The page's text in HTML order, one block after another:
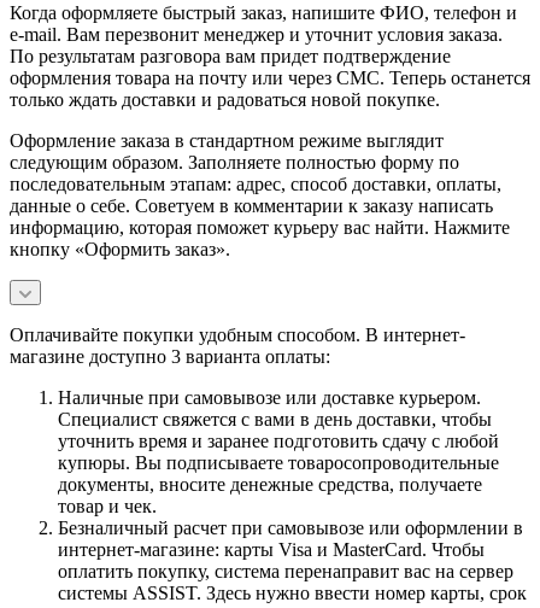
Когда оформляете быстрый заказ, напишите ФИО, телефон и
e-mail. Вам перезвонит менеджер и уточнит условия заказа.
По результатам разговора вам придет подтверждение
оформления товара на почту или через СМС. Теперь останется
только ждать доставки и радоваться новой покупке.
Оформление заказа в стандартном режиме выглядит
следующим образом. Заполняете полностью форму по
последовательным этапам: адрес, способ доставки, оплаты,
данные о себе. Советуем в комментарии к заказу написать
информацию, которая поможет курьеру вас найти. Нажмите
кнопку «Оформить заказ».
Оплачивайте покупки удобным способом. В интернет-
магазине доступно 3 варианта оплаты:
Наличные при самовывозе или доставке курьером.
Специалист свяжется с вами в день доставки, чтобы
уточнить время и заранее подготовить сдачу с любой
купюры. Вы подписываете товаросопроводительные
документы, вносите денежные средства, получаете
товар и чек.
Безналичный расчет при самовывозе или оформлении в
интернет-магазине: карты Visa и MasterCard. Чтобы
оплатить покупку, система перенаправит вас на сервер
системы ASSIST. Здесь нужно ввести номер карты, срок